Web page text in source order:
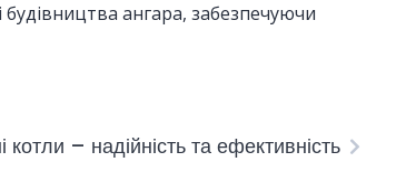
ангара, забезпечуючи
– надійність та ефективність